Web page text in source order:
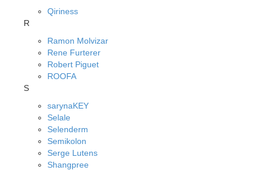
Qiriness
R
Ramon Molvizar
Rene Furterer
Robert Piguet
ROOFA
S
sarynaKEY
Selale
Selenderm
Semikolon
Serge Lutens
Shangpree